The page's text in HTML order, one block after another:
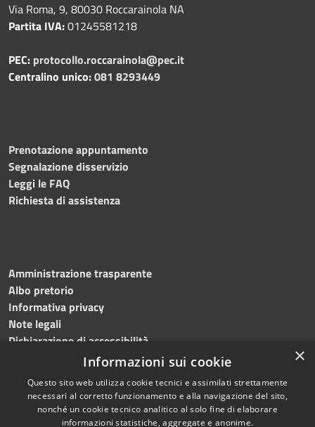
Via Roma, 9, 80030 Roccarainola NA
Partita IVA:01245581218
PEC: protocollo.roccarainola@pec.it
Centralino unico:081 8293449
Prenotazione appuntamento
Segnalazione disservizio
Leggi le FAQ
Richiesta di assistenza
Amministrazione trasparente
Albo pretorio
Informativa privacy
Note legali
Dichiarazione di accessibilità
Copyright © 2024, Comune
×
Informazioni sui cookie
Questo sito web utilizza cookie tecnici e assimilati strettamente
necessari al corretto funzionamento e alla navigazione del sito,
nonché un cookie tecnico analitico al solo fine di elaborare
informazioni statistiche, aggregate e anonime.